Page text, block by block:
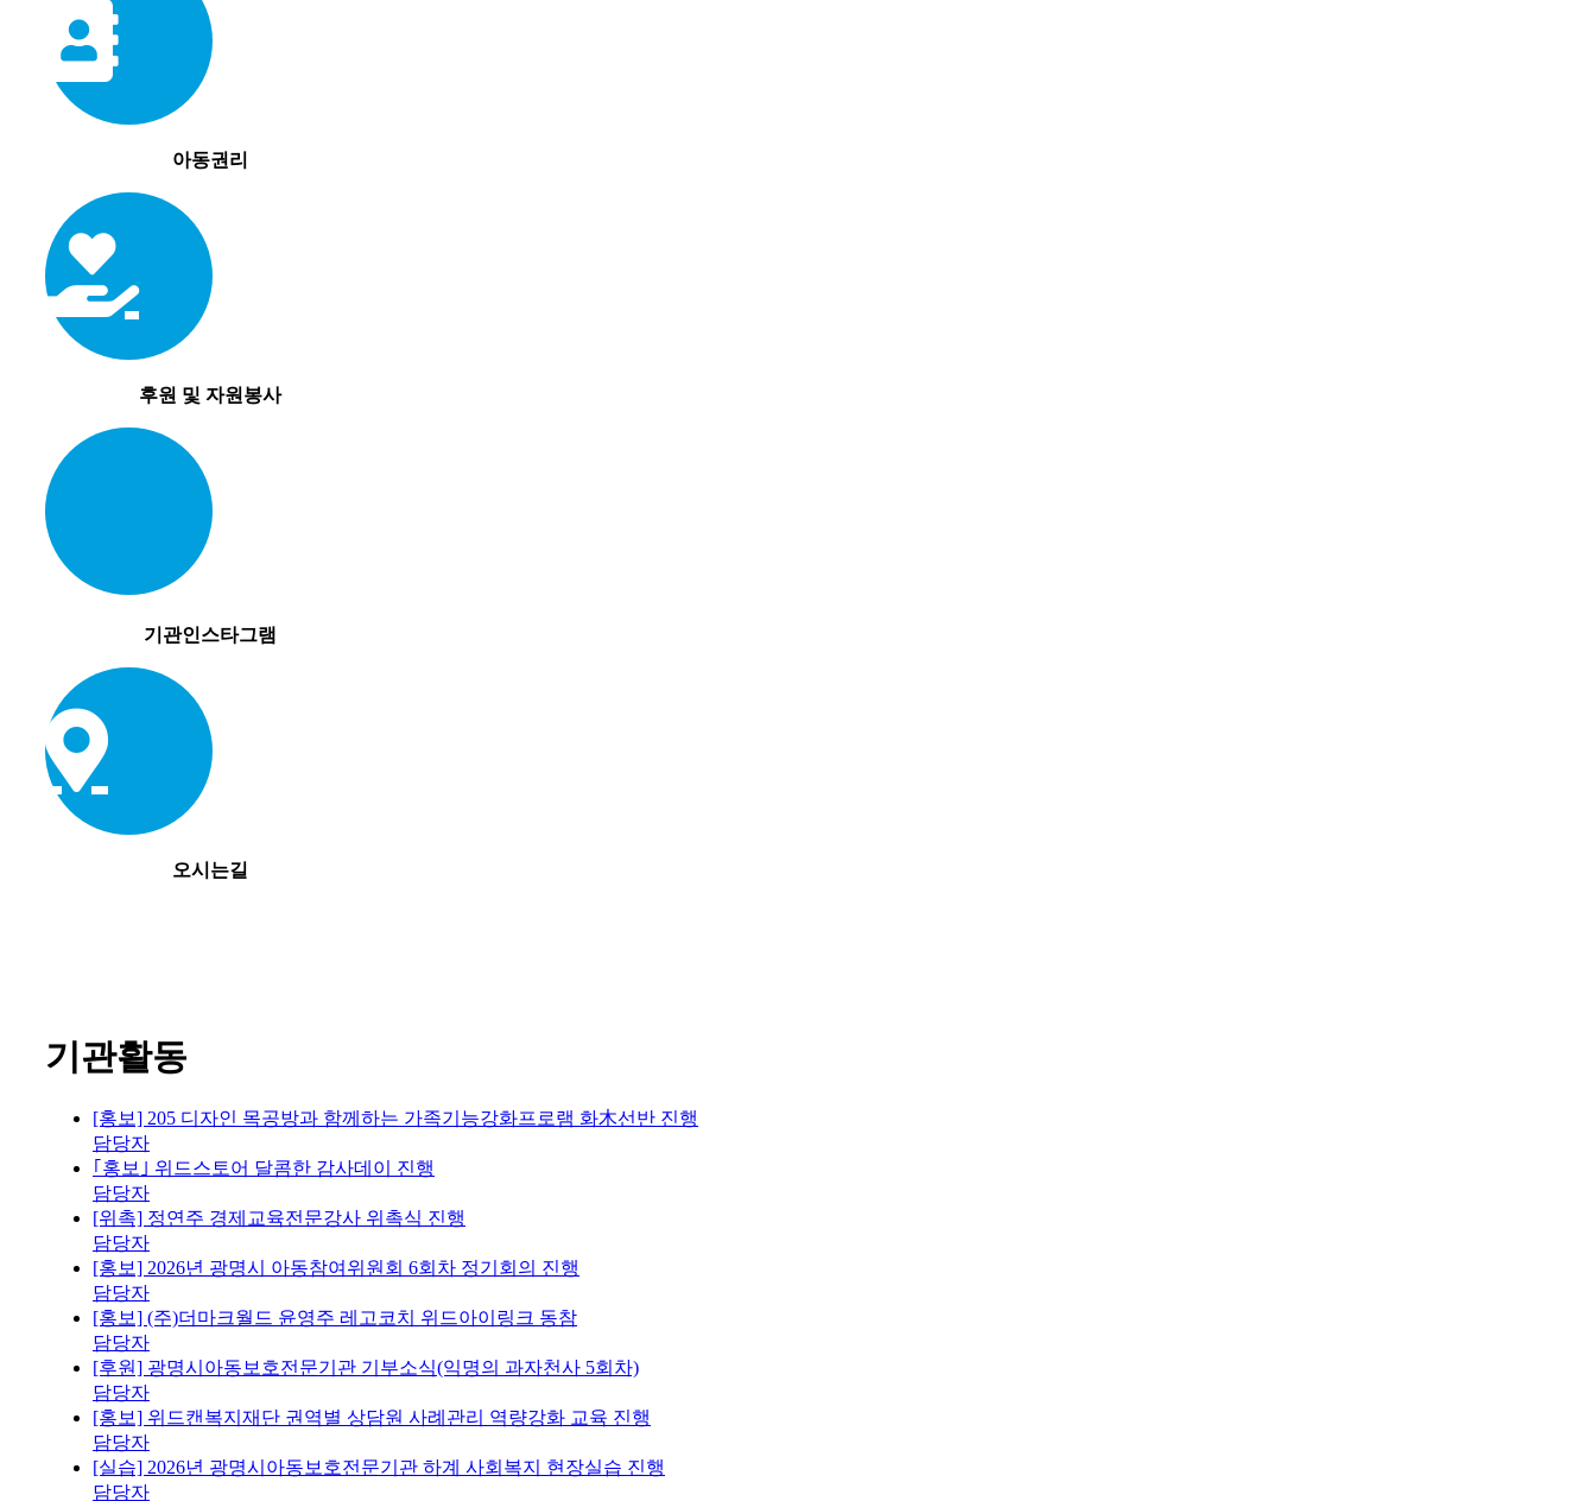
아동권리
후원 및 자원봉사
기관인스타그램
오시는길
기관활동
[홍보] 205 디자인 목공방과 함께하는 가족기능강화프로램 화木선반 진행
담당자
｢홍보｣ 위드스토어 달콤한 감사데이 진행
담당자
[위촉] 정연주 경제교육전문강사 위촉식 진행
담당자
[홍보] 2026년 광명시 아동참여위원회 6회차 정기회의 진행
담당자
[홍보] (주)더마크월드 윤영주 레고코치 위드아이링크 동참
담당자
[후원] 광명시아동보호전문기관 기부소식(익명의 과자천사 5회차)
담당자
[홍보] 위드캔복지재단 권역별 상담원 사례관리 역량강화 교육 진행
담당자
[실습] 2026년 광명시아동보호전문기관 하계 사회복지 현장실습 진행
담당자